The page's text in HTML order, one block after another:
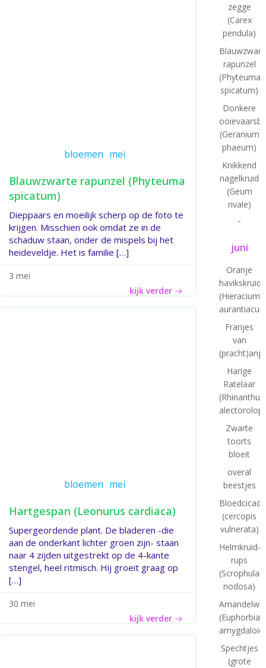
bloemen mei
Blauwzwarte rapunzel (Phyteuma
spicatum)
Dieppaars en moeilijk scherp op de foto te
krijgen. Misschien ook omdat ze in de
schaduw staan, onder de mispels bij het
heideveldje. Het is familie […]
3 mei
kijk verder
bloemen mei
Hartgespan (Leonurus cardiaca)
Supergeordende plant. De bladeren -die
aan de onderkant lichter groen zijn- staan
naar 4 zijden uitgestrekt op de 4-kante
stengel, heel ritmisch. Hij groeit graag op
[…]
30 mei
kijk verder
zegge
(Carex
pendula)
rapunzel
(Phyteuma
spicatum)
Donkere
(Geranium
phaeum)
Knikkend
nagelkruid
(Geum
rivale)
-
juni
Oranje
havikskruid
(Hieracium
Franjes
van
Harige
Ratelaar
(Rhinanthus
Zwarte
toorts
bloeit
overal
beestjes
Bloedcicade
(cercopis
vulnerata)
Helmkruid-
rups
nodosa)
(Euphorbia
Spechtjes
(grote